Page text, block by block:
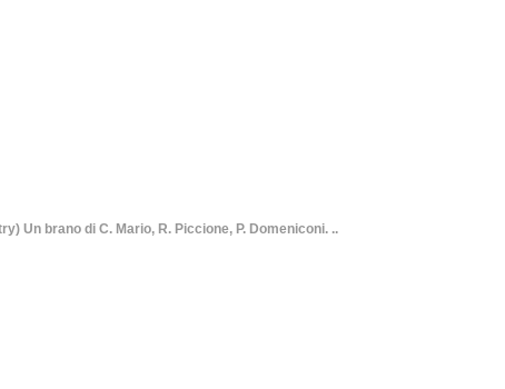
Un brano di C. Mario, R. Piccione, P. Domeniconi. ..